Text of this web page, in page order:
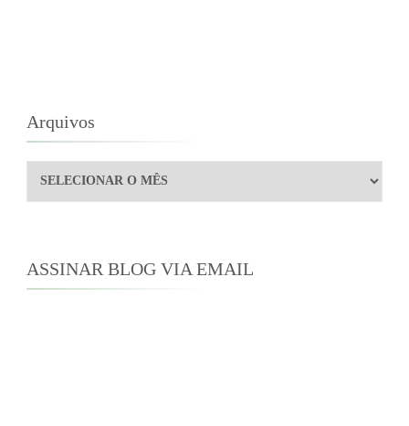
Arquivos
Arquivos
ASSINAR BLOG VIA EMAIL